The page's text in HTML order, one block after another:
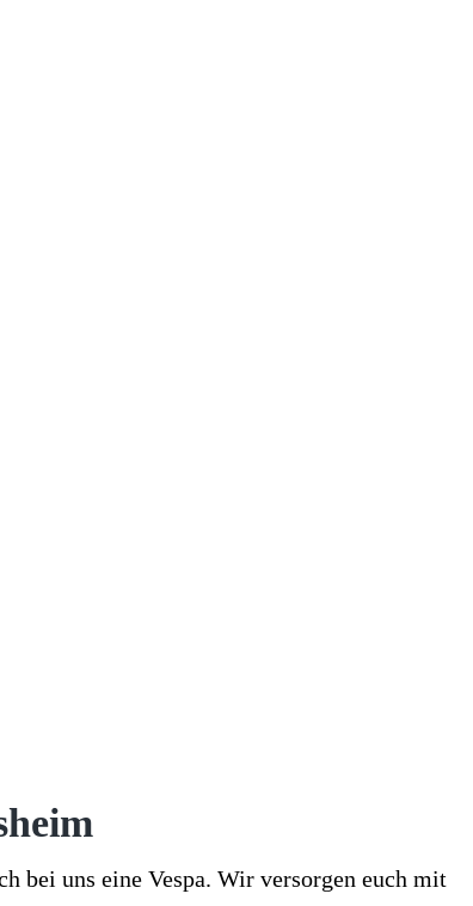
bei uns eine Vespa. Wir versorgen euch mit